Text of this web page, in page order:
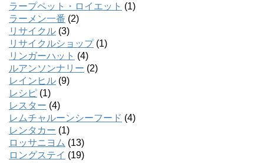
ラープペット・ロイエット (1)
ラーメン一番 (2)
リサイクル (3)
リサイクルショップ(1)
リンガーハット (4)
ルアンソンナリー (2)
レインヒル (9)
レシピ (1)
レスター (4)
レムチャルーンシーフード (4)
レンタカー (1)
ロッサニヨム (13)
ロングステイ (19)